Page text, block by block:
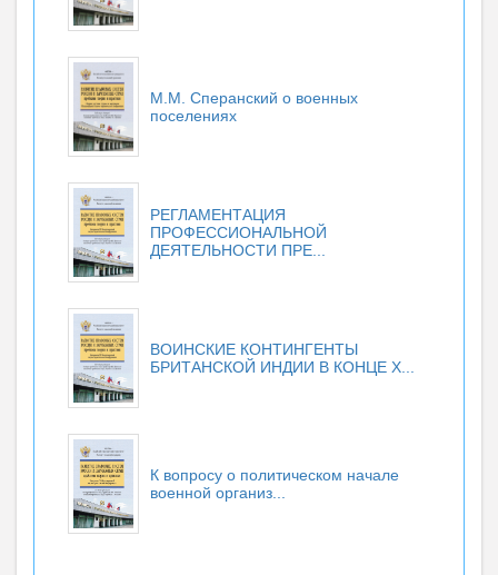
М.М. Сперанский о военных
поселениях
РЕГЛАМЕНТАЦИЯ
ПРОФЕССИОНАЛЬНОЙ
ДЕЯТЕЛЬНОСТИ ПРЕ...
ВОИНСКИЕ КОНТИНГЕНТЫ
БРИТАНСКОЙ ИНДИИ В КОНЦЕ X...
К вопросу о политическом начале
военной организ...